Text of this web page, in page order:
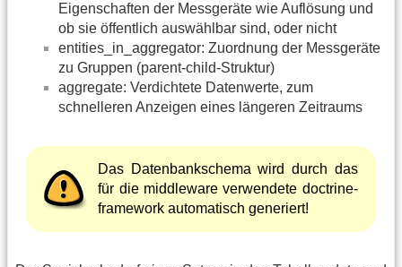
Eigenschaften der Messgeräte wie Auflösung und
ob sie öffentlich auswählbar sind, oder nicht
entities_in_aggregator: Zuordnung der Messgeräte
zu Gruppen (parent-child-Struktur)
aggregate: Verdichtete Datenwerte, zum
schnelleren Anzeigen eines längeren Zeitraums
Das Datenbankschema wird durch das
für die middleware verwendete doctrine-
framework automatisch generiert!